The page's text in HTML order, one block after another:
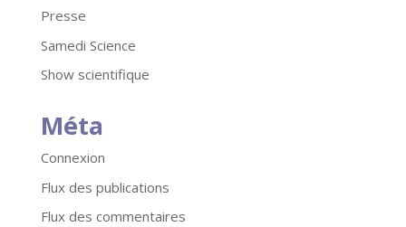
Presse
Samedi Science
Show scientifique
Méta
Connexion
Flux des publications
Flux des commentaires